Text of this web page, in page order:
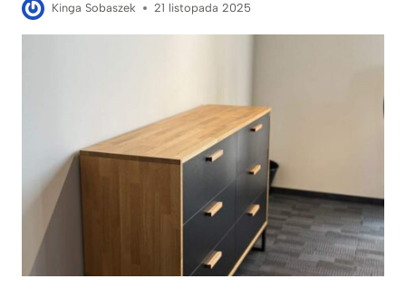
Kinga Sobaszek 21 listopada 2025